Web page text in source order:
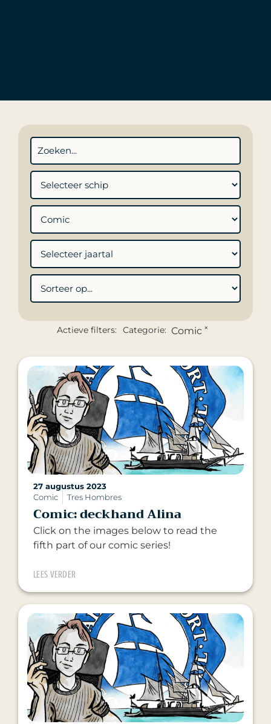
Actieve filters: Categorie: Comic ×
27 augustus 2023
Comic
Tres Hombres
Comic: deckhand Alina
Click on the images below to read the
fifth part of our comic series!
LEES VERDER